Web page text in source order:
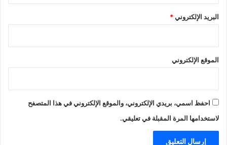
البريد الإلكتروني*
الموقع الإلكتروني
احفظ اسمي، بريدي الإلكتروني، والموقع الإلكتروني في هذا المتصفح
لاستخدامها المرة المقبلة في تعليقي.